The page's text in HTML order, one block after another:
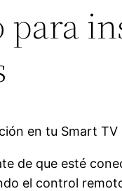
para
en tu Smart TV
de que esté
el control